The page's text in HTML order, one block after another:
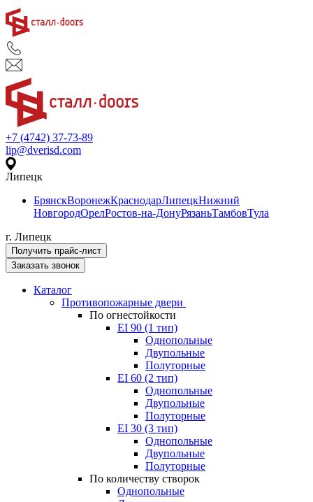
+7 (4742) 37-73-89
lip@dverisd.com
Липецк
БрянскВоронежКраснодарЛипецкНижний
НовгородОрелРостов-на-ДонуРязаньТамбовТула
г. Липецк
Получить прайс-лист
Заказать звонок
Каталог
Противопожарные двери
По огнестойкости
EI 90 (1 тип)
Однопольные
Двупольные
Полуторные
EI 60 (2 тип)
Однопольные
Двупольные
Полуторные
EI 30 (3 тип)
Однопольные
Двупольные
Полуторные
По количеству створок
Однопольные